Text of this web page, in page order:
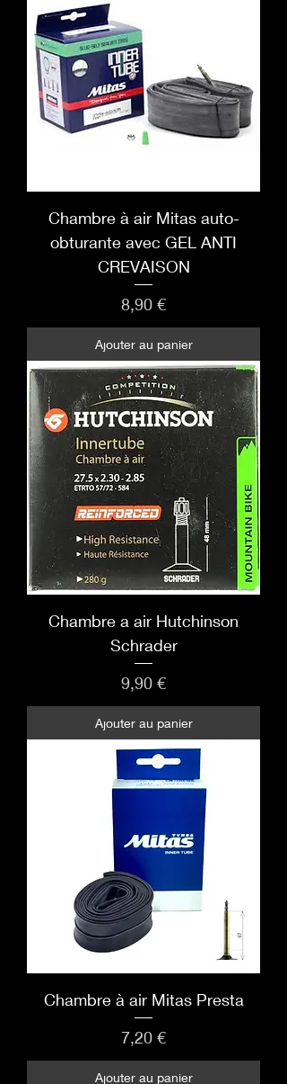
Chambre à air Mitas auto-
obturante avec GEL ANTI
CREVAISON
Prix
8,90 €
Ajouter au panier
Chambre a air Hutchinson
Schrader
Prix
9,90 €
Ajouter au panier
Chambre à air Mitas Presta
Prix
7,20 €
Ajouter au panier